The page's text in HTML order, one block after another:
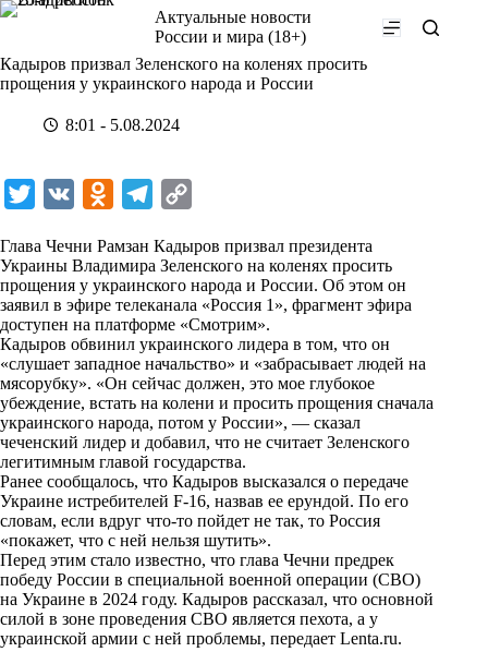
Перейти
Актуальные новости
России и мира (18+)
Кадыров призвал Зеленского на коленях просить
прощения у украинского народа и России
8:01 - 5.08.2024
i
t
t
e
r
n
o
k
l
a
s
s
n
i
k
i
l
e
g
r
a
m
p
y
L
i
n
k
Глава Чечни Рамзан Кадыров призвал президента
Украины Владимира Зеленского на коленях просить
прощения у украинского народа и России. Об этом он
заявил в эфире телеканала «Россия 1», фрагмент эфира
доступен на платформе «Смотрим».
Кадыров обвинил украинского лидера в том, что он
«слушает западное начальство» и «забрасывает людей на
мясорубку». «Он сейчас должен, это мое глубокое
убеждение, встать на колени и просить прощения сначала
украинского народа, потом у России», — сказал
чеченский лидер и добавил, что не считает Зеленского
легитимным главой государства.
Ранее сообщалось, что Кадыров высказался о передаче
Украине истребителей F-16, назвав ее ерундой. По его
словам, если вдруг что-то пойдет не так, то Россия
«покажет, что с ней нельзя шутить».
Перед этим стало известно, что глава Чечни предрек
победу России в специальной военной операции (СВО)
на Украине в 2024 году. Кадыров рассказал, что основной
силой в зоне проведения СВО является пехота, а у
украинской армии с ней проблемы, передает Lenta.ru.